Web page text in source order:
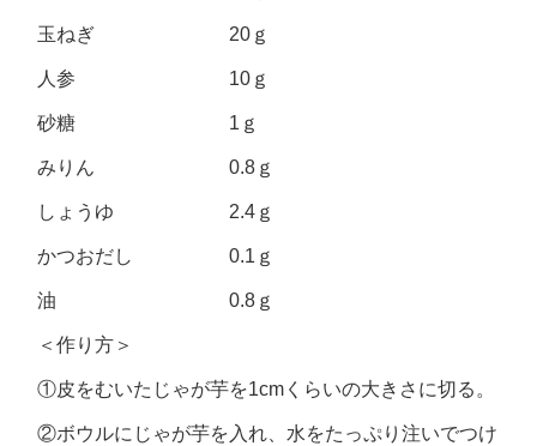
玉ねぎ 20ｇ
人参 10ｇ
砂糖 1ｇ
みりん 0.8ｇ
しょうゆ 2.4ｇ
かつおだし 0.1ｇ
油 0.8ｇ
＜作り方＞
①皮をむいたじゃが芋を1cmくらいの大きさに切る。
②ボウルにじゃが芋を入れ、水をたっぷり注いでつけ